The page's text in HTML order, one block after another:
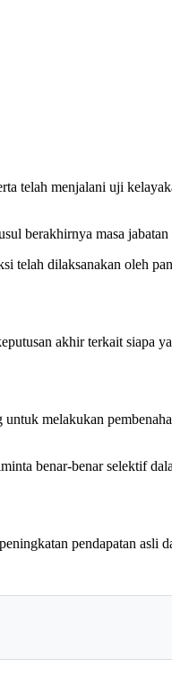
telah menjalani uji
berakhirnya masa jabatan
telah dilaksanakan oleh
akhir terkait siapa
melakukan
benar-benar selektif
pendapatan asli